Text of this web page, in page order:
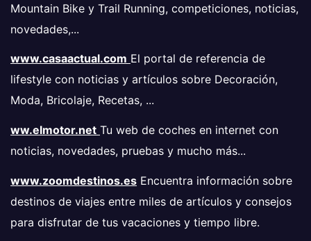
Mountain Bike y Trail Running, competiciones, noticias,
novedades,...
www.casaactual.com El portal de referencia de
lifestyle con noticias y artículos sobre Decoración,
Moda, Bricolaje, Recetas, ...
ww.elmotor.net Tu web de coches en internet con
noticias, novedades, pruebas y mucho más...
www.zoomdestinos.es Encuentra información sobre
destinos de viajes entre miles de artículos y consejos
para disfrutar de tus vacaciones y tiempo libre.